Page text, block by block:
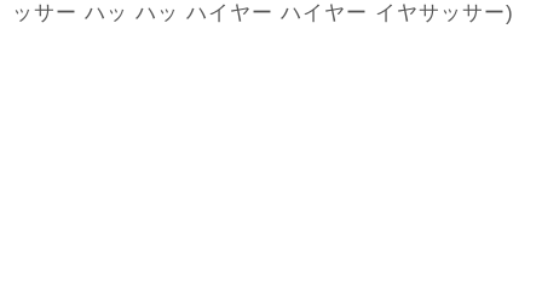
ッサー ハッ ハッ ハイヤー ハイヤー イヤサッサー)